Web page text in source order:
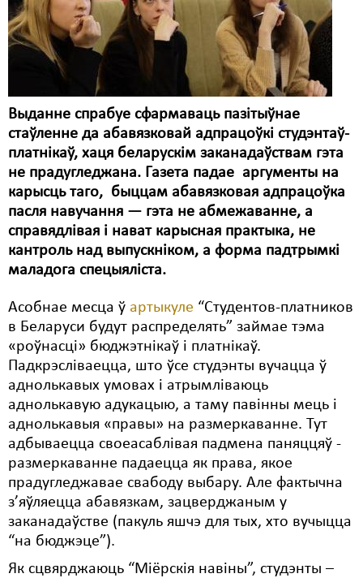
Выданне спрабуе сфармаваць пазітыўнае
стаўленне да абавязковай адпрацоўкі студэнтаў-
платнікаў, хаця беларускім заканадаўствам гэта
не прадугледжана. Газета падае аргументы на
карысць таго, быццам абавязковая адпрацоўка
пасля навучання — гэта не абмежаванне, а
справядлівая і нават карысная практыка, не
кантроль над выпускніком, а форма падтрымкі
маладога спецыяліста.
Асобнае месца ў артыкуле “Студентов-платников
в Беларуси будут распределять” займае тэма
«роўнасці» бюджэтнікаў і платнікаў.
Падкрэсліваецца, што ўсе студэнты вучацца ў
аднолькавых умовах і атрымліваюць
аднолькавую адукацыю, а таму павінны мець і
аднолькавыя «правы» на размеркаванне. Тут
адбываецца своеасаблівая падмена паняццяў -
размеркаванне падаецца як права, якое
прадугледжавае свабоду выбару. Але фактычна
з’яўляецца абавязкам, зацверджаным у
заканадаўстве (пакуль яшчэ для тых, хто вучыцца
“на бюджэце”).
Як сцвярджаюць “Міёрскія навіны”, студэнты –
ЛПП
Мігранты
Мірныя сходы
Праваабаронцы
Правы дзіцяці
Пэнітэнцыярная сыстэма
Распальваньне варожасьці
Рознае
Свабода слова
Свабода сумленьня
Суд
Сьмяротнае пакараньне
Экалёгія
Правы працоўных
Сацыяльныя правы